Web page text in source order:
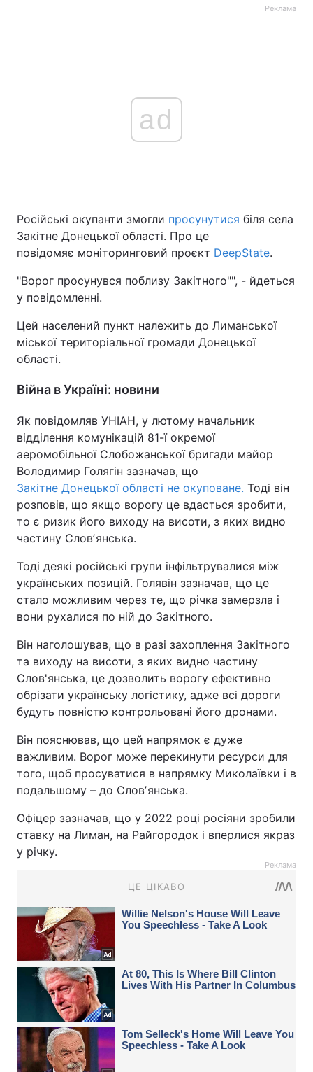
Реклама
ad
Російські окупанти змогли просунутися біля села
Закітне Донецької області. Про це
повідомяє моніторинговий проєкт DeepState.
"Ворог просунувся поблизу Закітного"", - йдеться
у повідомленні.
Цей населений пункт належить до Лиманської
міської територіальної громади Донецької
області.
Війна в Україні: новини
Як повідомляв УНІАН, у лютому начальник
відділення комунікацій 81-ї окремої
аеромобільної Слобожанської бригади майор
Володимир Голягін зазначав, що
Закітне Донецької області не окуповане. Тоді він
розповів, що якщо ворогу це вдасться зробити,
то є ризик його виходу на висоти, з яких видно
частину Словʼянська.
Тоді деякі російські групи інфільтрувалися між
українських позицій. Голявін зазначав, що це
стало можливим через те, що річка замерзла і
вони рухалися по ній до Закітного.
Він наголошував, що в разі захоплення Закітного
та виходу на висоти, з яких видно частину
Слов'янська, це дозволить ворогу ефективно
обрізати українську логістику, адже всі дороги
будуть повністю контрольовані його дронами.
Він пояснював, що цей напрямок є дуже
важливим. Ворог може перекинути ресурси для
того, щоб просуватися в напрямку Миколаївки і в
подальшому – до Словʼянська.
Офіцер зазначав, що у 2022 році росіяни зробили
ставку на Лиман, на Райгородок і вперлися якраз
у річку.
Реклама